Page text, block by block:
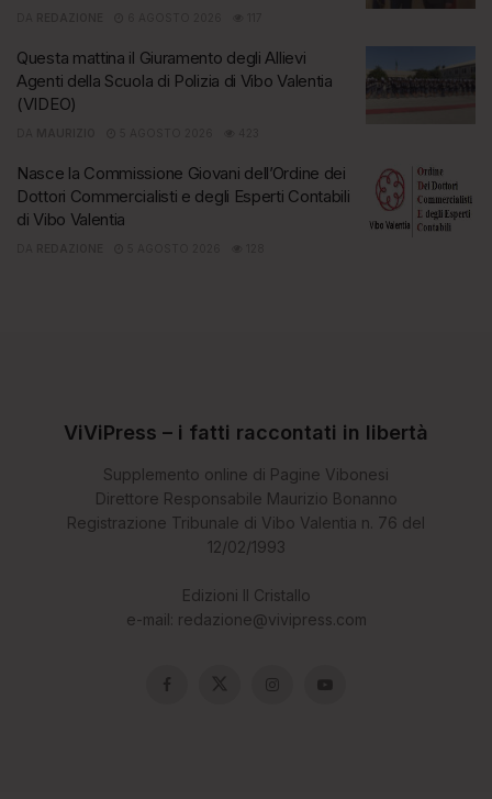
Questa mattina il Giuramento degli Allievi
Agenti della Scuola di Polizia di Vibo Valentia
(VIDEO)
Nasce la Commissione Giovani dell’Ordine dei
Dottori Commercialisti e degli Esperti Contabili
di Vibo Valentia
ViViPress – i fatti raccontati in libertà
Supplemento online di Pagine Vibonesi
Direttore Responsabile Maurizio Bonanno
Registrazione Tribunale di Vibo Valentia n. 76 del
12/02/1993
Edizioni Il Cristallo
e-mail: redazione@vivipress.com